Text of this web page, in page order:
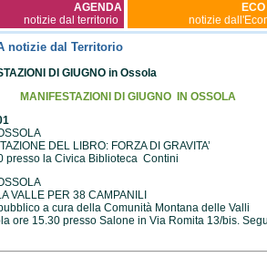
AGENDA
notizie dal territorio
notizie
notizie dal Territorio
DI GIUGNO in Ossola
MANIFESTAZIONI DI GIUGNO IN OSSOLA
DEL LIBRO: FORZA DI GRAVITA’
presso la Civica Biblioteca Contini
VALLE PER 38 CAMPANILI
a cura della Comunità Montana delle Valli
ore 15.30 presso Salone in Via Romita 13/bis.